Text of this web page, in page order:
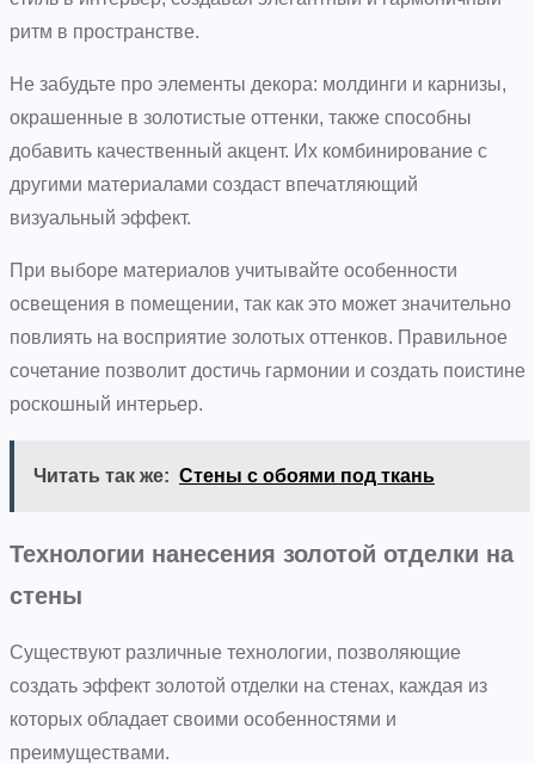
ритм в пространстве.
Не забудьте про элементы декора: молдинги и карнизы,
окрашенные в золотистые оттенки, также способны
добавить качественный акцент. Их комбинирование с
другими материалами создаст впечатляющий
визуальный эффект.
При выборе материалов учитывайте особенности
освещения в помещении, так как это может значительно
повлиять на восприятие золотых оттенков. Правильное
сочетание позволит достичь гармонии и создать поистине
роскошный интерьер.
Читать так же: Стены с обоями под ткань
Технологии нанесения золотой отделки на
стены
Существуют различные технологии, позволяющие
создать эффект золотой отделки на стенах, каждая из
которых обладает своими особенностями и
преимуществами.